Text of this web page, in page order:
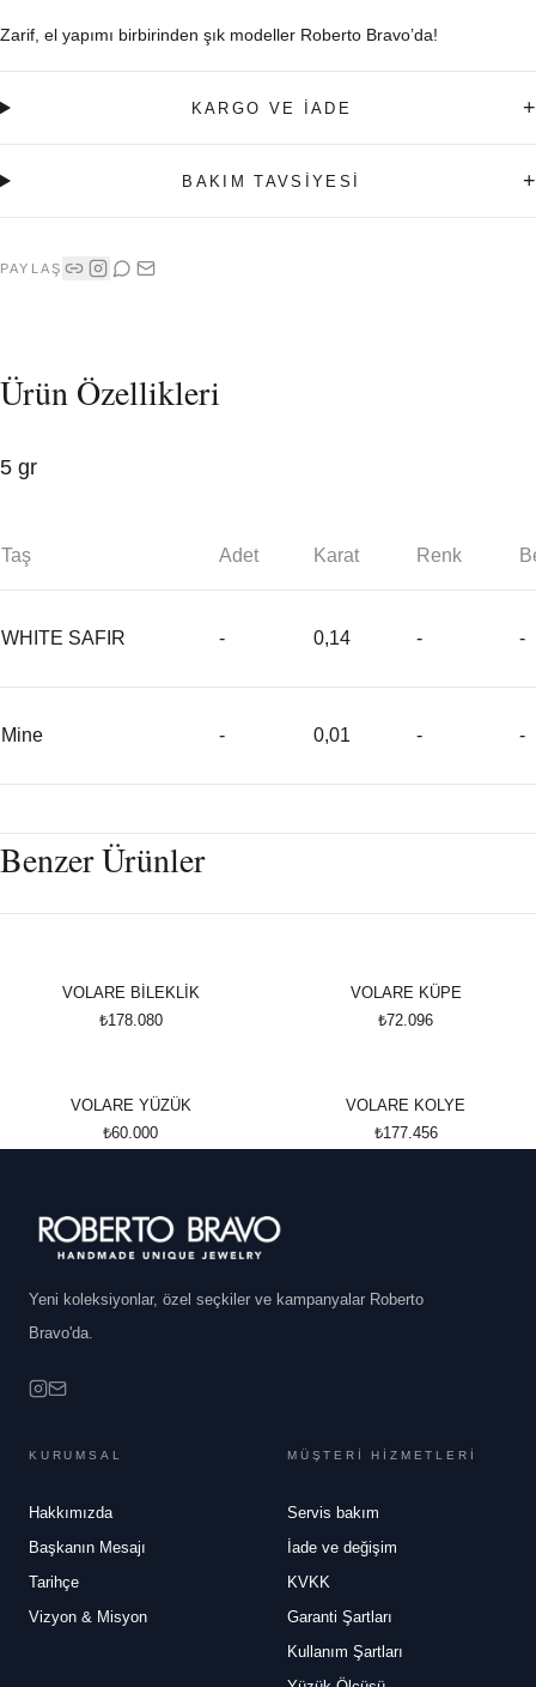
Zarif, el yapımı birbirinden şık modeller Roberto Bravo’da!
KARGO VE İADE +
BAKIM TAVSİYESİ +
PAYLAŞ
Ürün Özellikleri
5 gr
Taş Adet Karat Renk
WHITE SAFIR - 0,14 - -
Mine - 0,01 - -
Benzer Ürünler
VOLARE BİLEKLİK
₺178.080
VOLARE KÜPE
₺72.096
VOLARE YÜZÜK
₺60.000
VOLARE KOLYE
₺177.456
Yeni koleksiyonlar, özel seçkiler ve kampanyalar Roberto
Bravo'da.
KURUMSAL
Hakkımızda
Başkanın Mesajı
Tarihçe
Vizyon & Misyon
MÜŞTERİ HİZMETLERİ
Servis bakım
İade ve değişim
KVKK
Garanti Şartları
Kullanım Şartları